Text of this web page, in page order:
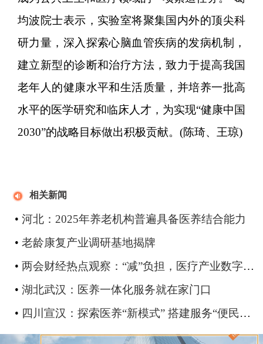
均波院士表示，实验室将聚集国内外的顶尖科
研力量，深入探索心脑血管疾病的发病机制，
建立新型的诊断和治疗方法，致力于提高我国
老年人的健康水平和生活质量，并培养一批高
水平的医学研究和临床人才，为实现“健康中国
2030”的战略目标做出积极贡献。(陈琦、王琼)
相关新闻
• 河北：2025年养老机构普遍具备医养结合能力
• ​老龄康复产业调研基地揭牌
• 两会财经热点观察：“减”负担，医疗产业数字化如何缓解“老龄化”挑战？
• 湖北武汉：医养一体化服务就在家门口
• 四川宣汉：探索医养“新模式” 搭建服务“便民桥”